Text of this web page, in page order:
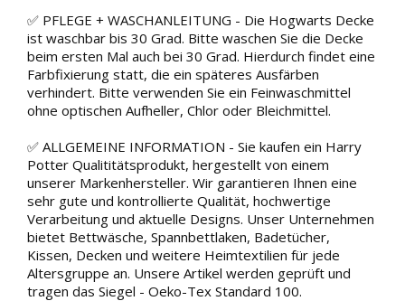
✅ PFLEGE + WASCHANLEITUNG - Die Hogwarts Decke
ist waschbar bis 30 Grad. Bitte waschen Sie die Decke
beim ersten Mal auch bei 30 Grad. Hierdurch findet eine
Farbfixierung statt, die ein späteres Ausfärben
verhindert. Bitte verwenden Sie ein Feinwaschmittel
ohne optischen Aufheller, Chlor oder Bleichmittel.
✅ ALLGEMEINE INFORMATION - Sie kaufen ein Harry
Potter Qualititätsprodukt, hergestellt von einem
unserer Markenhersteller. Wir garantieren Ihnen eine
sehr gute und kontrollierte Qualität, hochwertige
Verarbeitung und aktuelle Designs. Unser Unternehmen
bietet Bettwäsche, Spannbettlaken, Badetücher,
Kissen, Decken und weitere Heimtextilien für jede
Altersgruppe an. Unsere Artikel werden geprüft und
tragen das Siegel - Oeko-Tex Standard 100.